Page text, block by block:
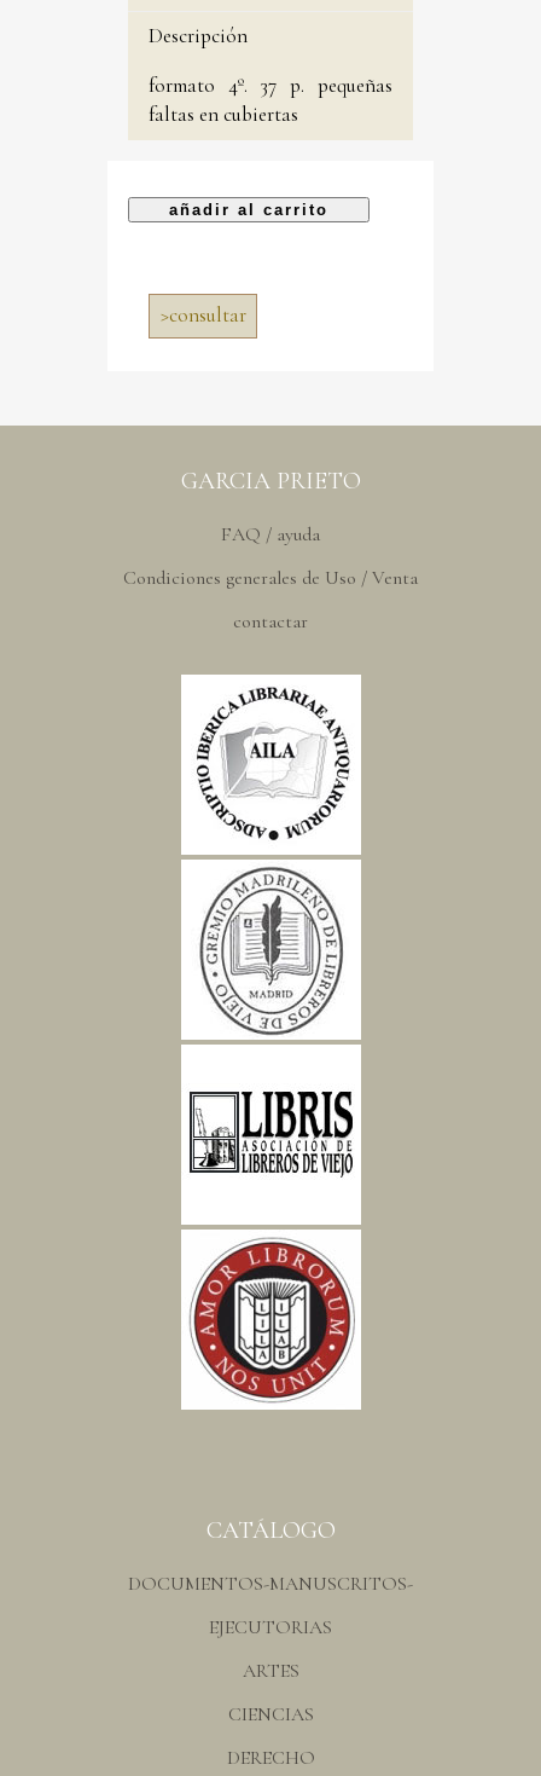
Descripción
formato 4º. 37 p. pequeñas
faltas en cubiertas
>consultar
GARCIA PRIETO
FAQ / ayuda
Condiciones generales de Uso / Venta
contactar
CATÁLOGO
DOCUMENTOS-MANUSCRITOS-
EJECUTORIAS
ARTES
CIENCIAS
DERECHO